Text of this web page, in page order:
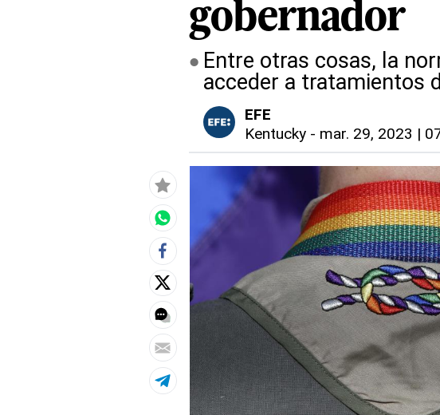
gobernador
Entre otras cosas, la
acceder a tratamientos
EFE
Kentucky - mar. 29, 2023 |